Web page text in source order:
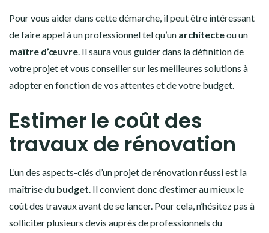
Pour vous aider dans cette démarche, il peut être intéressant
de faire appel à un professionnel tel qu’un architecteou un
maître d’œuvre. Il saura vous guider dans la définition de
votre projet et vous conseiller sur les meilleures solutions à
adopter en fonction de vos attentes et de votre budget.
Estimer le coût des
travaux de rénovation
L’un des aspects-clés d’un projet de rénovation réussi est la
maîtrise du budget. Il convient donc d’estimer au mieux le
coût des travaux avant de se lancer. Pour cela, n’hésitez pas à
solliciter plusieurs devis auprès de professionnels du